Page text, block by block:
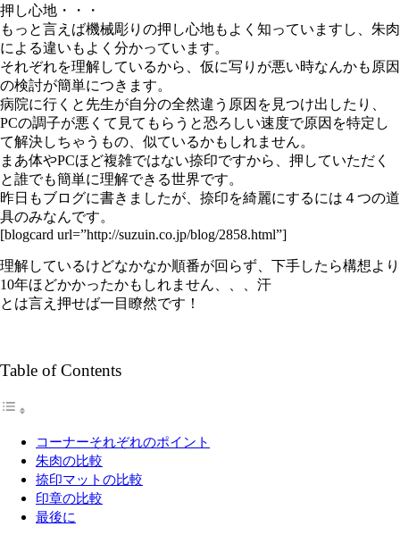
押し心地・・・
もっと言えば機械彫りの押し心地もよく知っていますし、朱肉
による違いもよく分かっています。
それぞれを理解しているから、仮に写りが悪い時なんかも原因
の検討が簡単につきます。
病院に行くと先生が自分の全然違う原因を見つけ出したり、
PCの調子が悪くて見てもらうと恐ろしい速度で原因を特定し
て解決しちゃうもの、似ているかもしれません。
まあ体やPCほど複雑ではない捺印ですから、押していただく
と誰でも簡単に理解できる世界です。
昨日もブログに書きましたが、捺印を綺麗にするには４つの道
具のみなんです。
[blogcard url=”http://suzuin.co.jp/blog/2858.html”]
理解しているけどなかなか順番が回らず、下手したら構想より
10年ほどかかったかもしれません、、、汗
とは言え押せば一目瞭然です！
Table of Contents
コーナーそれぞれのポイント
朱肉の比較
捺印マットの比較
印章の比較
最後に